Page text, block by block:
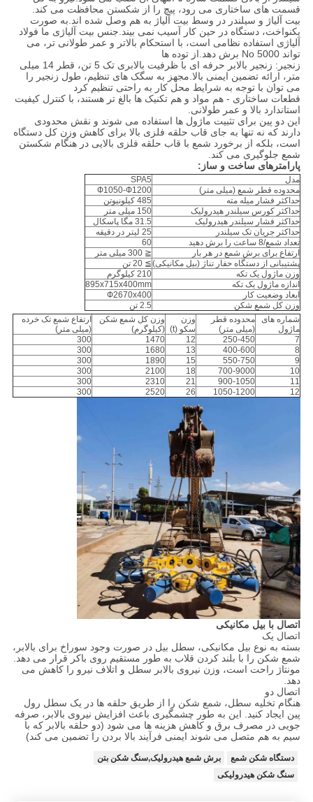
قسمت های ساختاری می رود، پیچ را از شکستن محافظت می کند.
بیت آلیاژ و سیلندر در وسط بیت آلیاژ به هم وصل شده اند.به صورت
یکنواخت، دستگاه در حین کار آسیب نمی بیند.جنس بیت آلیاژی ما فولاد
آلیاژی استفاده نظامی است، با استحکام بالاتر و عمر طولانی تر، می
تواند 5000 No برش دهد.از توده ها
زنجیر: زنجیر بالابر حرفه ای با ظرفیت بالابری تک 5 تن، قطر 14 میلی
متر، ارائه تضمین ایمنی بالا.مجهز به سگک های تنظیم، طول زنجیر را
می توان با توجه به شرایط محل کار به راحتی تنظیم کرد
قطعات ساختاری - هم مواد و هم تکنیک ها بالغ تر هستند، با کنترل کیفیت
استاندارد بالا و عمر طولانی.
این دو پین برای تثبیت ماژول ها استفاده می شوند و نقش محدودی
دارند که نه تنها به جای قاب حلقه فلزی بالا برای کاهش وزن کل دستگاه
است، بلکه از برخورد شمع با قاب حلقه فلزی بالایی در هنگام شکستن
شمع جلوگیری می کند.
پارامترهای ساخت و ساز:
مدل
SPA5
محدوده قطر شمع (میلی متر)
Ф1050-Ф1200
حداکثر فشار میله مته
485 کیلونیوتن
حداکثر کورس سیلندر هیدرولیک
150 میلی متر
حداکثر فشار سیلندر هیدرولیک
31.5 مگا پاسکال
حداکثر جریان تک سیلندر
25 لیتر در دقیقه
تعداد شمع/8 ساعت را برش دهید
60
ارتفاع برای برش شمع در هر بار
≦ 300 میلی متر
پشتیبانی از دستگاه حفار تناژ (بیل مکانیکی)≧ 20 تن
وزن ماژول یک تکه
210 کیلوگرم
اندازه ماژول یک تکه
895x715x400mm
ابعاد وضعیت کار
Ф2670x400
وزن کل شمع شکن
2.5 تن
شماره های
ماژول
محدوده قطر
(میلی متر)
وزن
سکو (t)
وزن کل شمع شکن
(کیلوگرم)
ارتفاع شمع تک خرده
(میلی متر)
7
250-450
12
1470
300
8
400-600
13
1680
300
9
550-750
15
1890
300
10
700-9000
18
2100
300
11
900-1050
21
2310
300
12
1050-1200
26
2520
300
اتصال با بیل مکانیکی
اتصال یک
بسته به نوع بیل مکانیکی، سطل بیل در صورت وجود سوراخ برای بالابر،
شمع شکن را با بلند کردن قلاب به طور مستقیم روی باکر قرار می دهد.
مونتاژ راحت است، وزن نیروی بالابر سطل و اتلاف نیرو را کاهش می
دهد.
اتصال دو
هنگام تخلیه سطل، شمع شکن را از طریق حلقه ها در یک سطل رول
پین ایجاد کنید. این به طور چشمگیری باعث افزایش نیروی بالابر، صرفه
جویی در مصرف برق و کاهش هزینه ها می شود (دو حلقه بالابر که با
سیم به هم متصل می شوند ایمنی فرآیند بالا بردن را تضمین می کند)
دستگاه شکن شمع
برش شمع هیدرولیک,سنگ شکن بتن
سنگ شکن هیدرولیکی